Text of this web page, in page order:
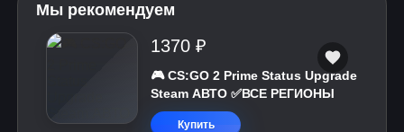
Мы рекомендуем
1370 ₽
🎮 CS:GO 2 Prime Status Upgrade
Steam АВТО ✅ВСЕ РЕГИОНЫ
Купить